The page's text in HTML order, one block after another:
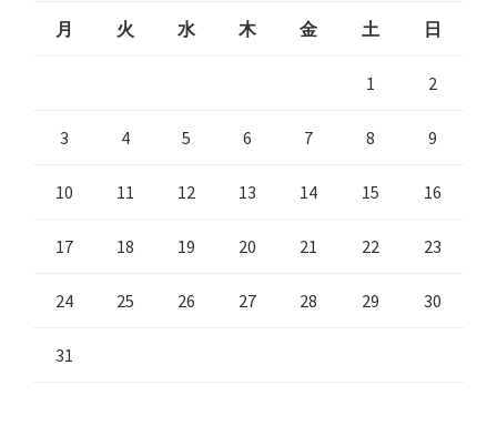
月
火 水 木 金 土 日
1 2
3 4 5 6 7 8 9
10 11 12 13 14 15 16
17 18 19 20 21 22 23
24 25 26 27 28 29 30
31